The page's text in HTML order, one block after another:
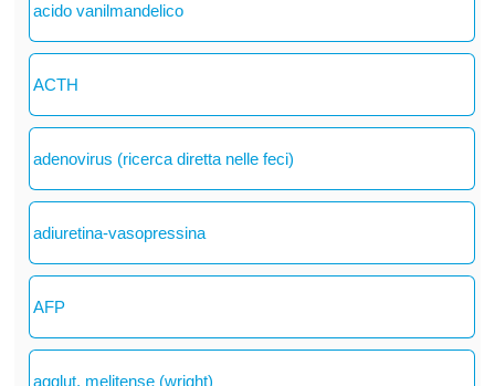
acido vanilmandelico
ACTH
adenovirus (ricerca diretta nelle feci)
adiuretina-vasopressina
AFP
agglut. melitense (wright)